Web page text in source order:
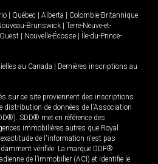
| Québec | Alberta | Colombie-Britannique
Brunswick | Terre-Neuve-et-
| Nouvelle-Écosse | Île-du-Prince-
au Canada | Dernières inscriptions au
sur ce site proviennent des inscriptions
distribution de données de l'Association
SDD® met en référence des
immobilières autres que Royal
de l'information n'est pas
vérifiée. La marque DDF®
de l’immobilier (ACI) et identifie le